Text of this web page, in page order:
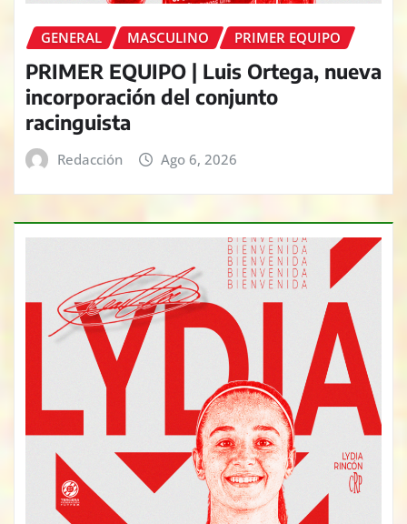
GENERAL MASCULINO PRIMER EQUIPO
PRIMER EQUIPO | Luis Ortega, nueva
incorporación del conjunto
racinguista
Redacción Ago 6, 2026